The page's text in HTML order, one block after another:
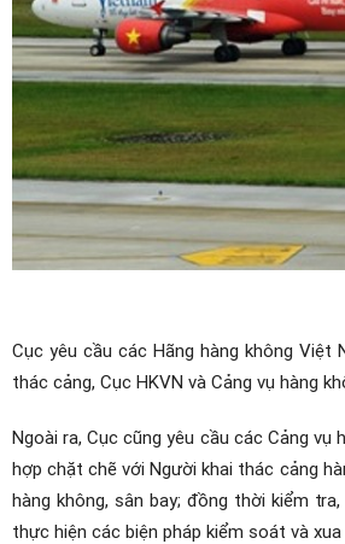
Cục yêu cầu các Hãng hàng không
thác cảng, Cục HKVN và Cảng vụ hàng
Ngoài ra, Cục cũng yêu cầu các Cảng vụ
hợp chặt chẽ với Người khai thác cảng
hàng không, sân bay; đồng thời kiểm
thực hiện các biện pháp kiểm soát và